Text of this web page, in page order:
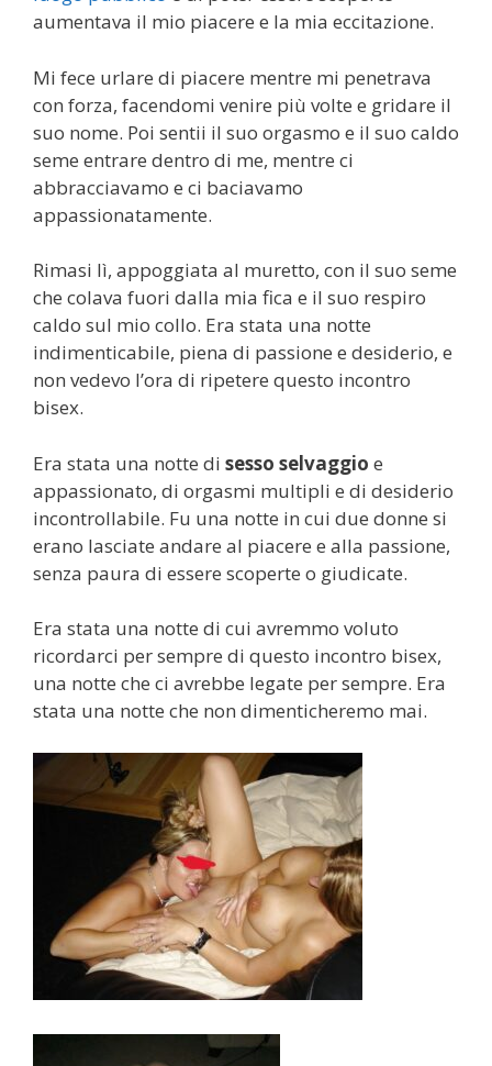
aumentava il mio piacere e la mia eccitazione.
Mi fece urlare di piacere mentre mi penetrava
con forza, facendomi venire più volte e gridare il
suo nome. Poi sentii il suo orgasmo e il suo caldo
seme entrare dentro di me, mentre ci
abbracciavamo e ci baciavamo
appassionatamente.
Rimasi lì, appoggiata al muretto, con il suo seme
che colava fuori dalla mia fica e il suo respiro
caldo sul mio collo. Era stata una notte
indimenticabile, piena di passione e desiderio, e
non vedevo l’ora di ripetere questo incontro
bisex.
Era stata una notte di sesso selvaggio e
appassionato, di orgasmi multipli e di desiderio
incontrollabile. Fu una notte in cui due donne si
erano lasciate andare al piacere e alla passione,
senza paura di essere scoperte o giudicate.
Era stata una notte di cui avremmo voluto
ricordarci per sempre di questo incontro bisex,
una notte che ci avrebbe legate per sempre. Era
stata una notte che non dimenticheremo mai.